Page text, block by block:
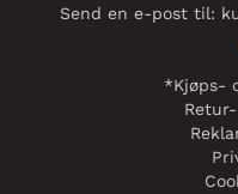
Send en e-post til:
*Kjøps-